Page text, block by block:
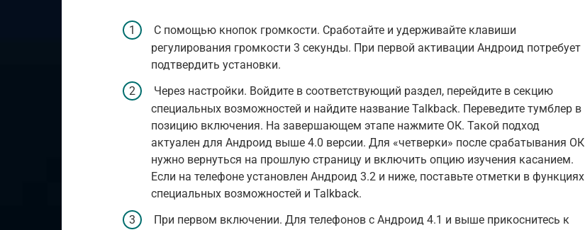
С помощью кнопок громкости. Сработайте и удерживайте клавиши
регулирования громкости 3 секунды. При первой активации Андроид потребует
подтвердить установки.
Через настройки. Войдите в соответствующий раздел, перейдите в секцию
специальных возможностей и найдите название Talkback. Переведите тумблер в
позицию включения. На завершающем этапе нажмите ОК. Такой подход
актуален для Андроид выше 4.0 версии. Для «четверки» после срабатывания ОК
нужно вернуться на прошлую страницу и включить опцию изучения касанием.
Если на телефоне установлен Андроид 3.2 и ниже, поставьте отметки в функциях
специальных возможностей и Talkback.
При первом включении. Для телефонов с Андроид 4.1 и выше прикоснитесь к